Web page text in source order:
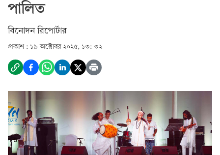
পালিত
বিনোদন রিপোর্টার
প্রকাশ : ১৯ অক্টোবর ২০২৫, ১৩: ৩২